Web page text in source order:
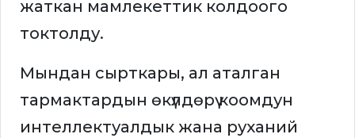
жаткан мамлекеттик колдоого
токтолду.
Мындан сырткары, ал аталган
тармактардын өкүлдөрү коомдун
интеллектуалдык жана руханий